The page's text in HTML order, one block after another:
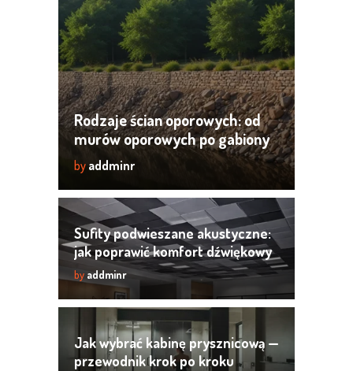
Rodzaje ścian oporowych: od
murów oporowych po gabiony
by addminr
Sufity podwieszane akustyczne:
jak poprawić komfort dźwiękowy
by addminr
Jak wybrać kabinę prysznicową —
przewodnik krok po kroku